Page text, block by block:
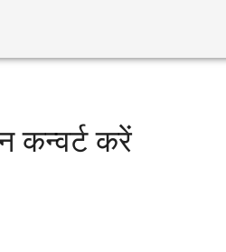
कन्वर्ट करें